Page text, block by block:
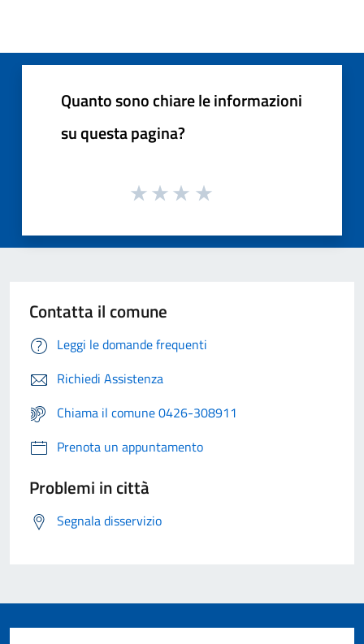
Quanto sono chiare le informazioni
su questa pagina?
Contatta il comune
Leggi le domande frequenti
Richiedi Assistenza
Chiama il comune 0426-308911
Prenota un appuntamento
Problemi in città
Segnala disservizio